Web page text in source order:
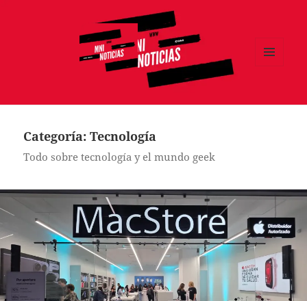
Categoría:Tecnología
Todo sobre tecnología y el mundo geek